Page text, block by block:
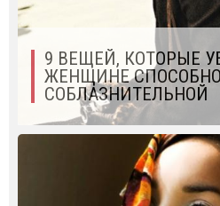
9 ВЕЩЕЙ, КОТОРЫЕ
ЖЕНЩИНЕ
СОБЛАЗНИТЕЛЬНОЙ